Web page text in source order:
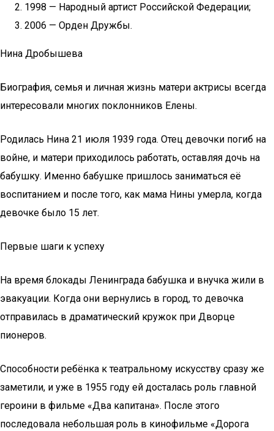
1998 — Народный артист Российской Федерации;
2006 — Орден Дружбы.
Нина Дробышева
Биография, семья и личная жизнь матери актрисы всегда
интересовали многих поклонников Елены.
Родилась Нина 21 июля 1939 года. Отец девочки погиб на
войне, и матери приходилось работать, оставляя дочь на
бабушку. Именно бабушке пришлось заниматься её
воспитанием и после того, как мама Нины умерла, когда
девочке было 15 лет.
Первые шаги к успеху
На время блокады Ленинграда бабушка и внучка жили в
эвакуации. Когда они вернулись в город, то девочка
отправилась в драматический кружок при Дворце
пионеров.
Способности ребёнка к театральному искусству сразу же
заметили, и уже в 1955 году ей досталась роль главной
героини в фильме «Два капитана». После этого
последовала небольшая роль в кинофильме «Дорога